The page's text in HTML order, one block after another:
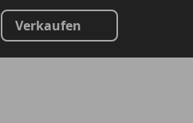
Verkaufen